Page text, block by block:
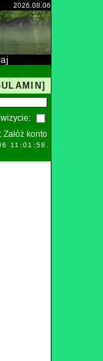
2026.08.06
Załóż konto
11:01:58.